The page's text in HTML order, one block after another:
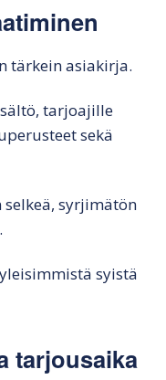
tärkein asiakirja.
tarjoajille
sekä
syrjimätön
syistä
tarjousaika